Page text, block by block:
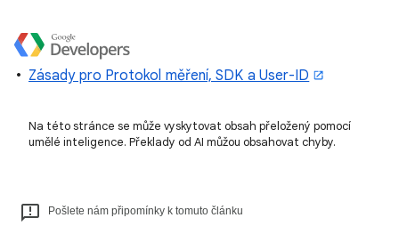
Zásady pro Protokol měření, SDK a User-ID
Na této stránce se může vyskytovat obsah přeložený pomocí
umělé inteligence. Překlady od AI můžou obsahovat chyby.
Pošlete nám připomínky k tomuto článku